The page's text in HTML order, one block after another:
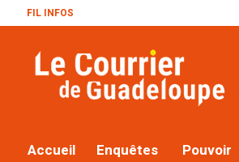
FIL INFOS
Accueil Enquêtes Pouvoir